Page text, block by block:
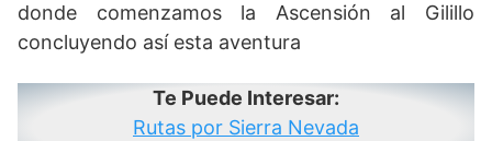
donde comenzamos la Ascensión al Gilillo
concluyendo así esta aventura
Te Puede Interesar:
Rutas por Sierra Nevada